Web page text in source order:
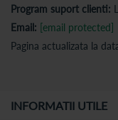
Program suport clienti:
Email: [email protected]
Pagina actualizata la
INFORMATII UTILE